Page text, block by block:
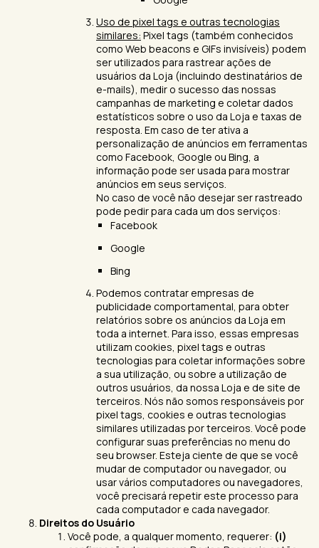
Uso de pixel tags e outras tecnologias
similares: Pixel tags (também conhecidos
como Web beacons e GIFs invisíveis) podem
ser utilizados para rastrear ações de
usuários da Loja (incluindo destinatários de
e-mails), medir o sucesso das nossas
campanhas de marketing e coletar dados
estatísticos sobre o uso da Loja e taxas de
resposta. Em caso de ter ativa a
personalização de anúncios em ferramentas
como Facebook, Google ou Bing, a
informação pode ser usada para mostrar
anúncios em seus serviços.
No caso de você não desejar ser rastreado
pode pedir para cada um dos serviços:
Facebook
Google
Bing
Podemos contratar empresas de
publicidade comportamental, para obter
relatórios sobre os anúncios da Loja em
toda a internet. Para isso, essas empresas
utilizam cookies, pixel tags e outras
tecnologias para coletar informações sobre
a sua utilização, ou sobre a utilização de
outros usuários, da nossa Loja e de site de
terceiros. Nós não somos responsáveis por
pixel tags, cookies e outras tecnologias
similares utilizadas por terceiros. Você pode
configurar suas preferências no menu do
seu browser. Esteja ciente de que se você
mudar de computador ou navegador, ou
usar vários computadores ou navegadores,
você precisará repetir este processo para
cada computador e cada navegador.
Direitos do Usuário
Você pode, a qualquer momento, requerer: (i)